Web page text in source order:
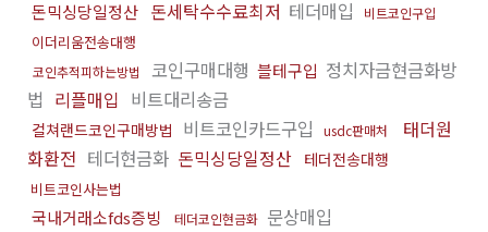
돈믹싱당일정산 돈세탁수수료최저 테더매입 비트코인구입
이더리움전송대행
코인추적피하는방법 코인구매대행 블테구입 정치자금현금화방
법 리플매입 비트대리송금
컬쳐랜드코인구매방법 비트코인카드구입 usdc판매처
태더원
화환전 테더현금화 돈믹싱당일정산 테더전송대행
비트코인사는법
국내거래소fds증빙 테더코인현금화 문상매입